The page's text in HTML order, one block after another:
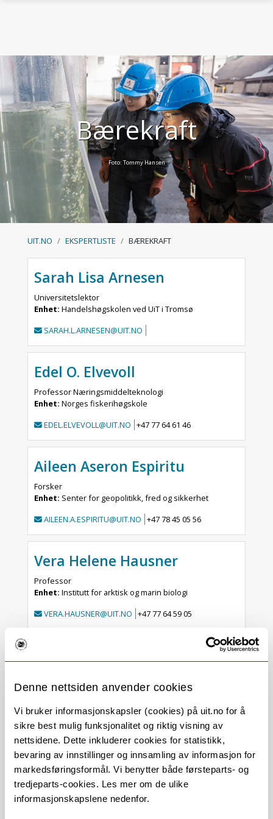
Denne nettsiden anvender cookies
Vi bruker informasjonskapsler (cookies) på uit.no for å
sikre best mulig funksjonalitet og riktig visning av
nettsidene. Dette inkluderer cookies for statistikk,
bevaring av innstillinger og innsamling av informasjon for
markedsføringsformål. Vi benytter både førsteparts- og
tredjeparts-cookies. Les mer om de ulike
informasjonskapslene nedenfor.
Gå til hovedinnhold
Bærekraft
Foto: Tommy Hansen
UIT.NO EKSPERTLISTE BÆREKRAFT
Sarah Lisa Arnesen
Universitetslektor
Enhet: Handelshøgskolen ved UiT i Tromsø
SARAH.L.ARNESEN@UIT.NO
Edel O. Elvevoll
Professor Næringsmiddelteknologi
Enhet: Norges fiskerihøgskole
EDEL.ELVEVOLL@UIT.NO +47 77 64 61 46
Aileen Aseron Espiritu
Forsker
Enhet: Senter for geopolitikk, fred og sikkerhet
AILEEN.A.ESPIRITU@UIT.NO +47 78 45 05 56
Vera Helene Hausner
Professor
Enhet: Institutt for arktisk og marin biologi
VERA.HAUSNER@UIT.NO +47 77 64 59 05
Enhet:Institutt for samfunnsvitenskap
BERIT.KRISTOFFERSEN@UIT.NO +47 77 64 69 67
Katrin Losleben
Professor i feministisk forskning, fagansvarlig for
undervisning
Enhet:
Senter for kvinne- og kjønnsforskning